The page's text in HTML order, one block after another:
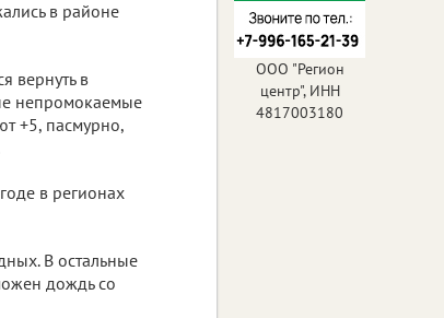
в районе
вернуть в
непромокаемые
+5, пасмурно,
в регионах
В остальные
дождь со
ООО "Регион
центр", ИНН
4817003180